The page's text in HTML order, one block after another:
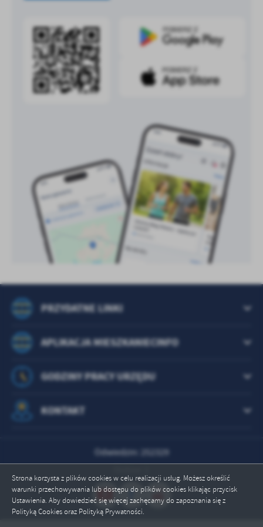
Strona korzysta z plików cookies w celu realizacji usług. Możesz określić
warunki przechowywania lub dostępu do plików cookies klikając przycisk
Ustawienia. Aby dowiedzieć się więcej zachęcamy do zapoznania się z
Polityką Cookies oraz Polityką Prywatności.
PRZYDATNE LINKI
APLIKACJA MIESZKANIECINFO
GODZINY PRACY URZĘDU
KONTAKT
Odwiedzin: 252329